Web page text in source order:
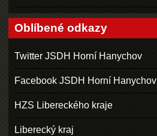
Oblíbené odkazy
Twitter JSDH Horní Hanychov
Facebook JSDH Horní Hanychov
HZS Libereckého kraje
Liberecký kraj